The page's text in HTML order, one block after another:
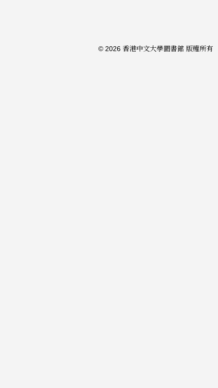
© 2026 香港中文大學圖書館 版權所有